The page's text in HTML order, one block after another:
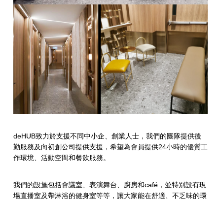
deHUB致力於支援不同中小企、創業人士，我們的團隊提供後
勤服務及向初創公司提供支援，希望為會員提供24小時的優質工
作環境、活動空間和餐飲服務。
我們的設施包括會議室、表演舞台、廚房和café，並特別設有現
場直播室及帶淋浴的健身室等等，讓大家能在舒適、不乏味的環